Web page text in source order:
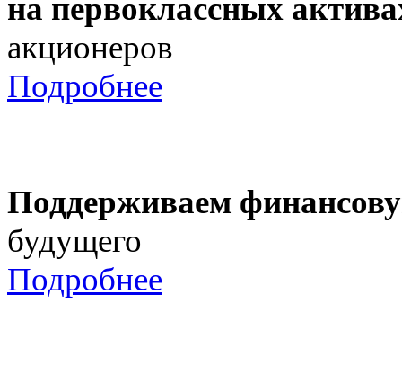
на первоклассных
акционеров
Подробнее
Поддерживаем
будущего
Подробнее